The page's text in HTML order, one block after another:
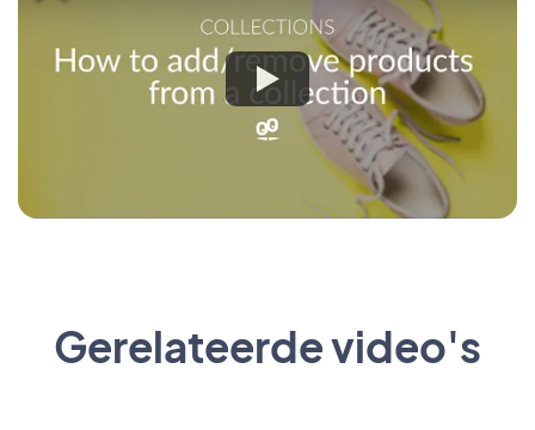
Gerelateerde video's